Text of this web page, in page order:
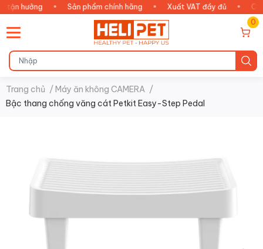
hưởng • Sản phẩm chính hãng • Xuất VAT đầy đủ •
Chăm
0
Trang chủ /Máy ăn không CAMERA /
Bậc thang chống văng cát Petkit Easy-Step Pedal